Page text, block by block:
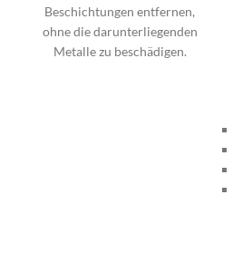
Beschichtungen entfernen,
ohne die darunterliegenden
Metalle zu beschädigen.